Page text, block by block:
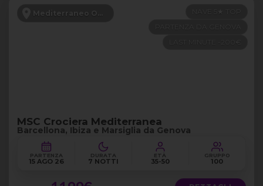
Mediterraneo Occidentale
MSC Crociera Mediterranea
Barcellona, Ibiza e Marsiglia da Genova
PARTENZA
15 AGO 26
DURATA
7 NOTTI
ETÀ
35-50
GRUPPO
100